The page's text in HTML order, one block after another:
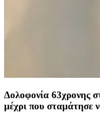
Δολοφονία 63χρονης
μέχρι που σταμάτησε